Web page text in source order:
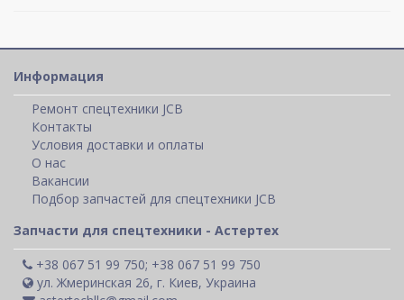
Информация
Ремонт спецтехники JCB
Контакты
Условия доставки и оплаты
О нас
Вакансии
Подбор запчастей для спецтехники JCB
Запчасти для спецтехники - Астертех
+38 067 51 99 750; +38 067 51 99 750
ул. Жмеринская 26, г. Киев, Украина